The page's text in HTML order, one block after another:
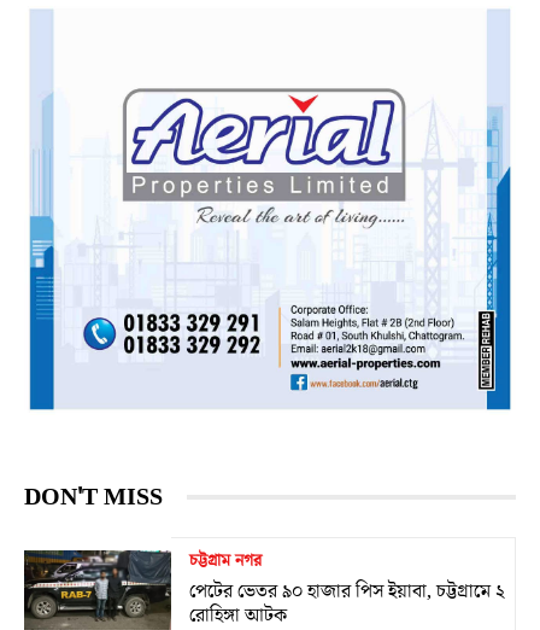
DON'T MISS
চট্টগ্রাম নগর
পেটের ভেতর ৯০ হাজার পিস ইয়াবা, চট্টগ্রামে ২
রোহিঙ্গা আটক